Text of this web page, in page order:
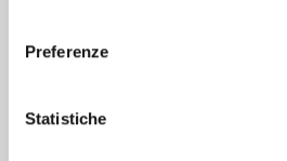
Preferenze
Statistiche